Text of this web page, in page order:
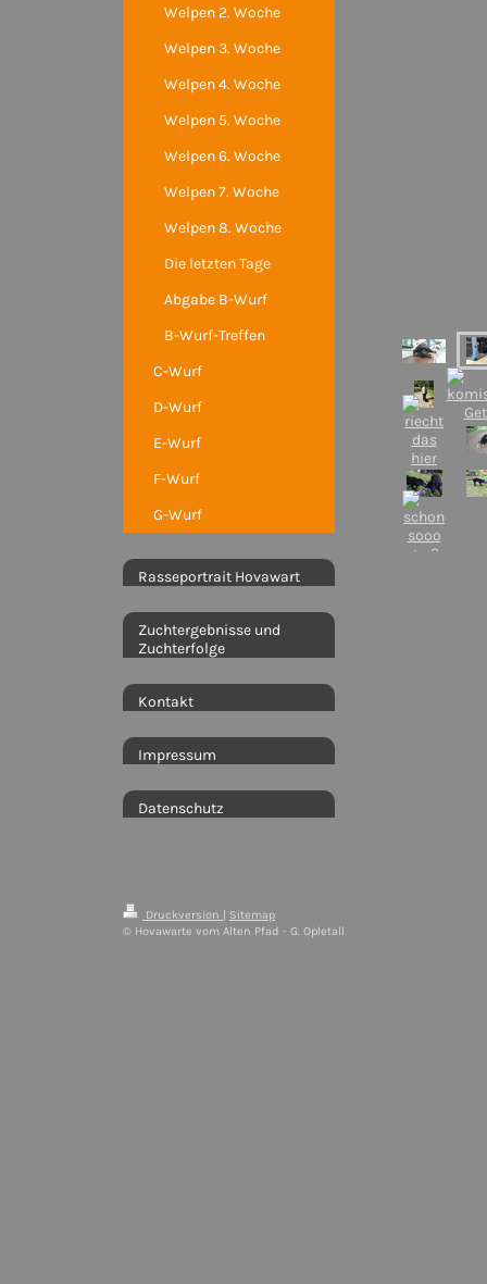
Welpen 2. Woche
Welpen 3. Woche
Welpen 4. Woche
Welpen 5. Woche
Welpen 6. Woche
Welpen 7. Woche
Welpen 8. Woche
Die letzten Tage
Abgabe B-Wurf
B-Wurf-Treffen
C-Wurf
D-Wurf
E-Wurf
F-Wurf
G-Wurf
Rasseportrait Hovawart
Zuchtergebnisse und
Zuchterfolge
Kontakt
Impressum
Datenschutz
Druckversion | Sitemap
© Hovawarte vom Alten Pfad - G. Opletall